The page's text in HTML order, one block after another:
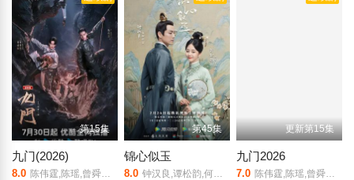
第15集
九门(2026)
8.0 陈伟霆,陈瑶,曾舜晞,王茂蕾,王奕婷,李乃文,释小龙,应灏铭,季肖冰,胡耘豪,徐正溪,章涛,王祖一,刘畅,杨钧丞,杨昊博,陈鸿锦,吴圣麒,林秋楠,扈帷,雷丰瑞
第45集
锦心似玉
8.0 钟汉良,谭松韵,何泓姗,唐晓天,吴冕,方晓莉,颖儿,刘芸,李晟,斓曦,丁洁,孙雪宁,郑好,马柏全,孙佳奇,虞朗,李芸,崔尔康,侯长荣,马少骅,彭杨,傅淼,黄曼,闫勤,强宇,龚珏睿,傅铂涵
更新第15集
九门2026
7.0 陈伟霆,陈瑶,曾舜晞,王茂蕾,王奕婷,李乃文,释小龙,应灏铭,季肖冰,胡耘豪,徐正溪,章涛,王祖一,刘畅,杨钧丞,杨昊博,陈鸿锦,吴圣麒,林秋楠,扈帷,雷丰瑞